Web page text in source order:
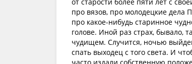
про вязов, про молодецкие дела
про какое-нибудь старинное
голове. Иной раз страх, бывало,
чудищем. Случится, ночью
спать выходец с того света. И
часто издали собственную